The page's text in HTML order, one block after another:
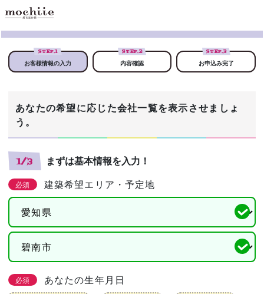
STEP.1
お客様情報の入力
STEP.2
内容確認
STEP.3
お申込み完了
あなたの希望に応じた会社一覧を表示させましょ
う。
1/3 まずは基本情報を入力！
必須 建築希望エリア・予定地
必須 あなたの生年月日